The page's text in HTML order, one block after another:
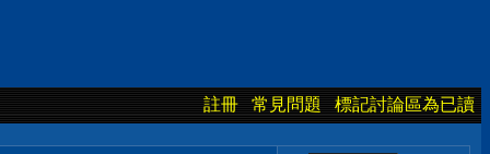
註冊 常見問題 標記討論區為已讀